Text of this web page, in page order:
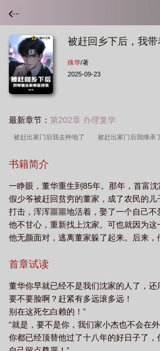
被赶回乡下后，我
殊华/著
2025-09-23
最新章节： 第202章 办理复学
被赶出家门后我去种地了 被赶出家门后我继承
我一夜暴富
书籍简介
一睁眼，董华重生到85年。那年，首富
假少爷被赶回贫穷的董家，成了农民的
打击，浑浑噩噩地活着，娶了一个自己不
他不甘心，重新找上沈家。可也就因为
他无颜面对，逃离董家躲了起来。后来
离世，生下两个女儿不知流落在何处。而
机失事，再次睁眼，他重回这日.....
首章试读
董华你早就已经不是我们沈家的人了，还
要不要脸啊？赶紧有多远滚多远！
别在这死乞白赖的！”
“就是，要不是你，我们家小杰也不会在
你都已经顶替他过了十八年的好日子了